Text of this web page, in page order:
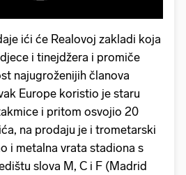
ići će Realovoj zakladi koja
i tinejdžera i promiče
najugroženijih članova
Europe koristio je staru
i pritom osvojio 20
na prodaju je i trometarski
i metalna vrata stadiona s
slova M, C i F (Madrid